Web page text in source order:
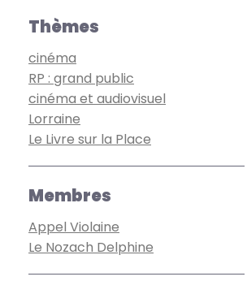
Thèmes
cinéma
RP : grand public
cinéma et audiovisuel
Lorraine
Le Livre sur la Place
Membres
Appel Violaine
Le Nozach Delphine